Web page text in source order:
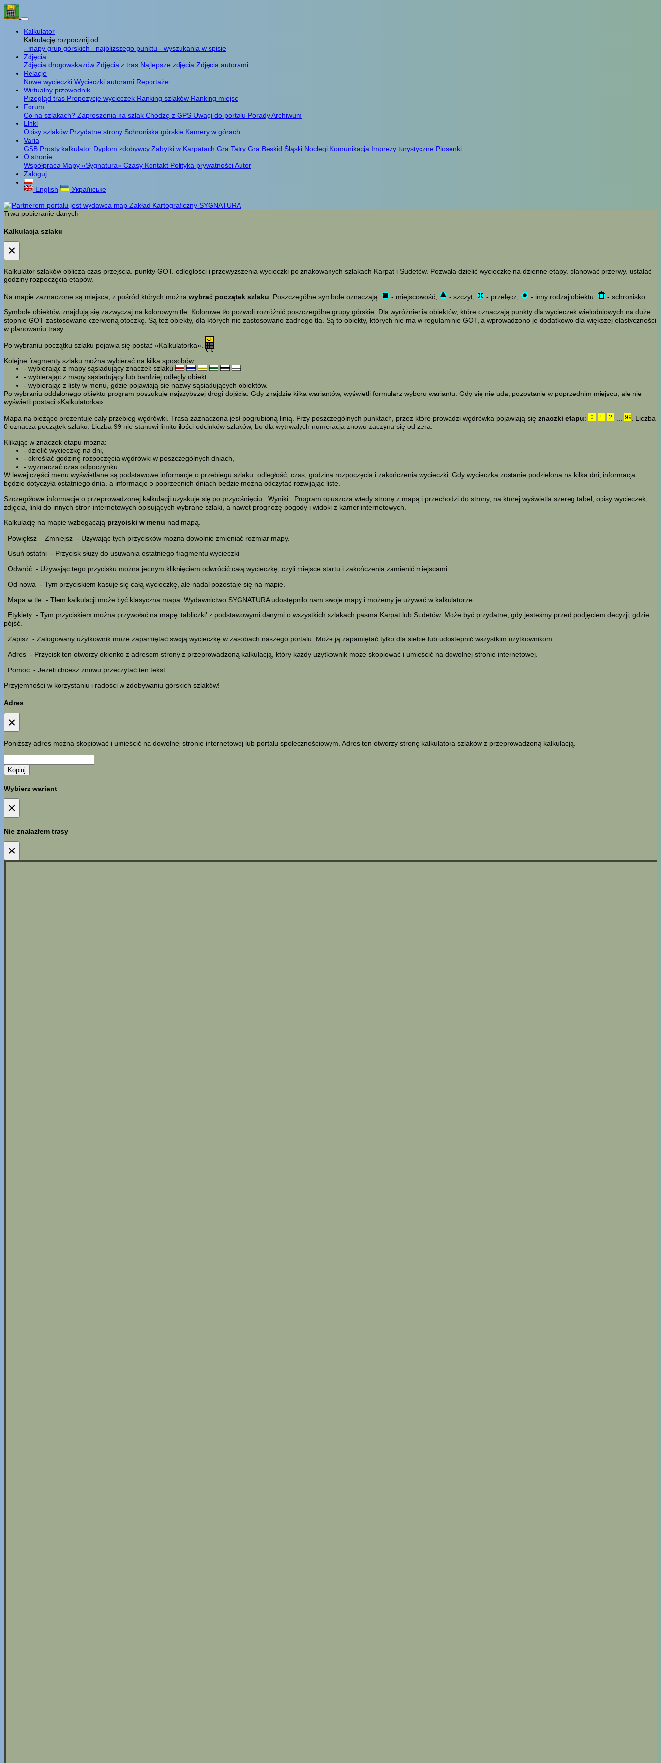
Kalkulator
Kalkulację rozpocznij od:
- mapy grup górskich - najbliższego punktu - wyszukania w spisie
Zdjęcia
Zdjęcia drogowskazów Zdjęcia z tras Najlepsze zdjęcia Zdjęcia autorami
Relacje
Nowe wycieczki Wycieczki autorami Reportaże
Wirtualny przewodnik
Przegląd tras Propozycje wycieczek Ranking szlaków Ranking miejsc
Forum
Co na szlakach? Zaproszenia na szlak Chodzę z GPS Uwagi do portalu PoradyArchiwum
Linki
Opisy szlaków Przydatne strony Schroniska górskie Kamery w górach
Varia
GSB Prosty kalkulator Dyplom zdobywcy Zabytki w Karpatach Gra Tatry Gra Beskid Śląski Noclegi Komunikacja Imprezy turystyczne Piosenki
O stronie
Współpraca Mapy «Sygnatura» Czasy Kontakt Polityka prywatnościAutor
Zaloguj
English
Українське
Trwa pobieranie danych
Kalkulacja szlaku
×
Kalkulator szlaków oblicza czas przejścia, punkty GOT, odległości i przewyższenia wycieczki po znakowanych szlakach Karpat i Sudetów. Pozwala dzielić wycieczkę na dzienne etapy, planować przerwy, ustalać
godziny rozpoczęcia etapów.
Na mapie zaznaczone są miejsca, z pośród których można wybrać początek szlaku . Poszczególne symbole oznaczają: - miejscowość, - szczyt, - przełęcz, - inny rodzaj obiektu.
- schronisko.
Symbole obiektów znajdują się zazwyczaj na kolorowym tle. Kolorowe tło pozwoli rozróżnić poszczególne grupy górskie. Dla wyróżnienia obiektów, które oznaczają punkty dla wycieczek wielodniowych na duże
stopnie GOT zastosowano czerwoną otoczkę. Są też obiekty, dla których nie zastosowano żadnego tła. Są to obiekty, których nie ma w regulaminie GOT, a wprowadzono je dodatkowo dla większej elastyczności
w planowaniu trasy.
Po wybraniu początku szlaku pojawia się postać «Kalkulatorka».
Kolejne fragmenty szlaku można wybierać na kilka sposobów:
- wybierając z mapy sąsiadujący znaczek szlaku
- wybierając z mapy sąsiadujący lub bardziej odległy obiekt
- wybierając z listy w menu, gdzie pojawiają sie nazwy sąsiadujących obiektów.
Po wybraniu oddalonego obiektu program poszukuje najszybszej drogi dojścia. Gdy znajdzie kilka wariantów, wyświetli formularz wyboru wariantu. Gdy się nie uda, pozostanie w poprzednim miejscu, ale nie
wyświetli postaci «Kalkulatorka».
Mapa na bieżąco prezentuje cały przebieg wędrówki. Trasa zaznaczona jest pogrubioną linią. Przy poszczególnych punktach, przez które prowadzi wędrówka pojawiają się znaczki etapu:
. Liczba
0 oznacza początek szlaku. Liczba 99 nie stanowi limitu ilości odcinków szlaków, bo dla wytrwałych numeracja znowu zaczyna się od zera.
Klikając w znaczek etapu można:
- dzielić wycieczkę na dni,
- określać godzinę rozpoczęcia wędrówki w poszczególnych dniach,
- wyznaczać czas odpoczynku.
W lewej części menu wyświetlane są podstawowe informacje o przebiegu szlaku: odległość, czas, godzina rozpoczęcia i zakończenia wycieczki. Gdy wycieczka zostanie podzielona na kilka dni, informacja
będzie dotyczyła ostatniego dnia, a informacje o poprzednich dniach będzie można odczytać rozwijając listę.
Szczegółowe informacje o przeprowadzonej kalkulacji uzyskuje się po przyciśnięciu
Wyniki
. Program opuszcza wtedy stronę z mapą i przechodzi do strony, na której wyświetla szereg tabel, opisy wycieczek,
zdjęcia, linki do innych stron internetowych opisujących wybrane szlaki, a nawet prognozę pogody i widoki z kamer internetowych.
Kalkulację na mapie wzbogacają przyciski w menu nad mapą.
Powiększ
Zmniejsz - Używając tych przycisków można dowolnie zmieniać rozmiar mapy.
Usuń ostatni - Przycisk służy do usuwania ostatniego fragmentu wycieczki.
Odwróć - Używając tego przycisku można jednym kliknięciem odwrócić całą wycieczkę, czyli miejsce startu i zakończenia zamienić miejscami.
Od nowa - Tym przyciskiem kasuje się całą wycieczkę, ale nadal pozostaje się na mapie.
Mapa w tle - Tłem kalkulacji może być klasyczna mapa. Wydawnictwo SYGNATURA udostępniło nam swoje mapy i możemy je używać w kalkulatorze.
Etykiety - Tym przyciskiem można przywołać na mapę 'tabliczki' z podstawowymi danymi o wszystkich szlakach pasma Karpat lub Sudetów. Może być przydatne, gdy jesteśmy przed podjęciem decyzji, gdzie
pójść.
Zapisz - Zalogowany użytkownik może zapamiętać swoją wycieczkę w zasobach naszego portalu. Może ją zapamiętać tylko dla siebie lub udostepnić wszystkim użytkownikom.
Adres - Przycisk ten otworzy okienko z adresem strony z przeprowadzoną kalkulacją, który każdy użytkownik może skopiować i umieścić na dowolnej stronie internetowej.
Pomoc - Jeżeli chcesz znowu przeczytać ten tekst.
Przyjemności w korzystaniu i radości w zdobywaniu górskich szlaków!
Adres
×
Poniższy adres można skopiować i umieścić na dowolnej stronie internetowej lub portalu społecznościowym. Adres ten otworzy stronę kalkulatora szlaków z przeprowadzoną kalkulacją.
Kopiuj
Wybierz wariant
×
Nie znalazłem trasy
×